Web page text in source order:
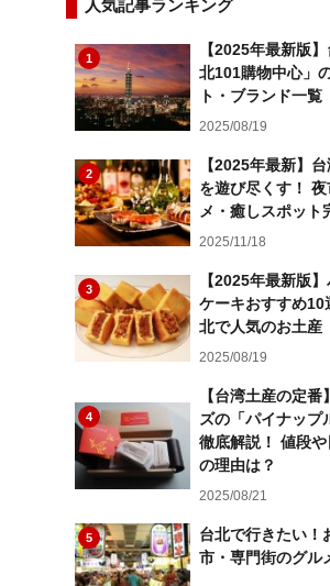
人気記事ランキング
1
【2025年最新版
北101購物中心」
ト・ブランド一覧
2025/08/19
2
【2025年最新】
を遊び尽くす！
メ・癒しスポット
2025/11/18
3
【2025年最新版
ケーキおすすめ10
北で人気のお土産
2025/08/19
4
【台湾土産の定
ズの「パイナップ
徹底解説！ 値段
の理由は？
2025/08/21
5
台北で行きたい！
市・専門街のグル